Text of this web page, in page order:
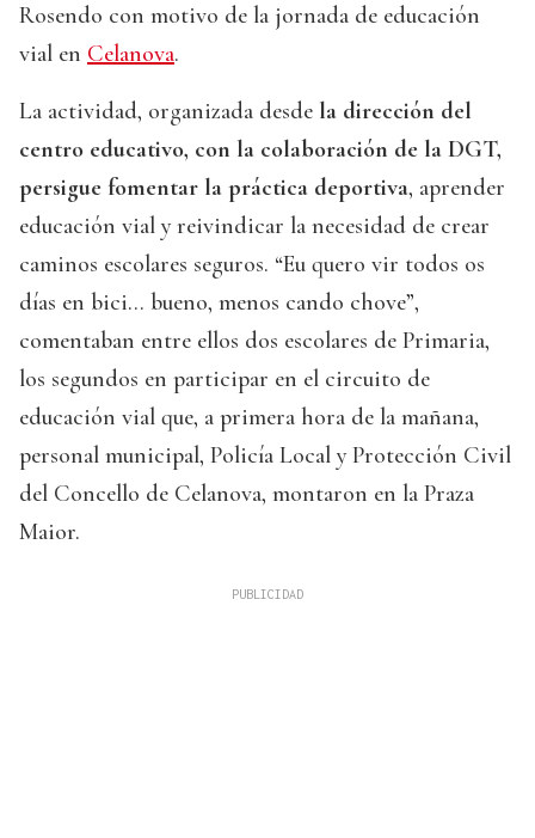
Rosendo con motivo de la jornada de educación
vial en Celanova.
La actividad, organizada desde la dirección del
centro educativo, con la colaboración de la DGT,
persigue fomentar la práctica deportiva, aprender
educación vial y reivindicar la necesidad de crear
caminos escolares seguros. “Eu quero vir todos os
días en bici… bueno, menos cando chove”,
comentaban entre ellos dos escolares de Primaria,
los segundos en participar en el circuito de
educación vial que, a primera hora de la mañana,
personal municipal, Policía Local y Protección Civil
del Concello de Celanova, montaron en la Praza
Maior.